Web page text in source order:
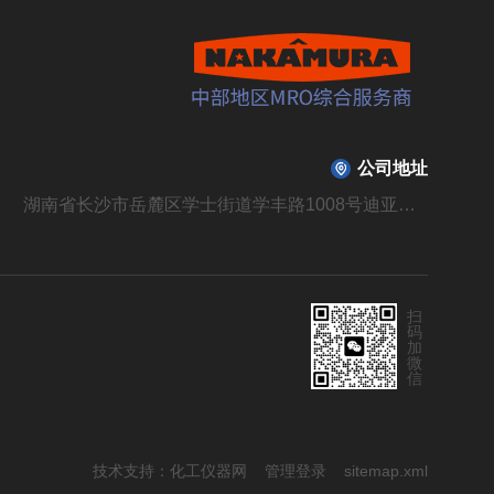
公司地址
湖南省长沙市岳麓区学士街道学丰路1008号迪亚溪谷山庄B310栋104号
扫
码
加
微
信
技术支持： 化工仪器网 管理登录 sitemap.xml